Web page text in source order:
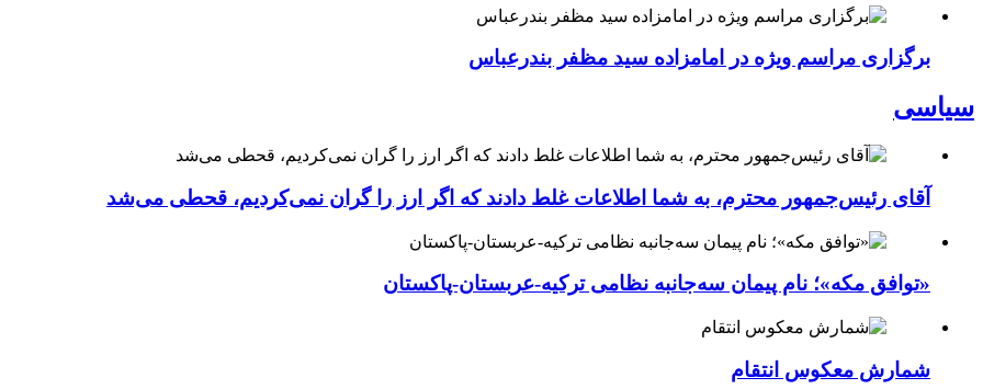
برگزاری مراسم ویژه در امامزاده سید مظفر بندرعباس
سیاسی
آقای رئیس‌جمهور محترم، به شما اطلاعات غلط دادند که اگر ارز را گران نمی‌کردیم، قحطی می‌شد
«توافق مکه»؛ نام پیمان سه‌جانبه نظامی ترکیه-عربستان-پاکستان
شمارش معکوس انتقام